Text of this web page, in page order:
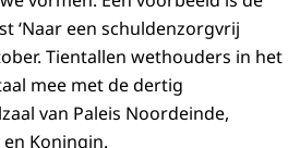
‘Naar een schuldenzorgvrij
Tientallen wethouders in het
mee met de dertig
van Paleis Noordeinde,
Koningin.